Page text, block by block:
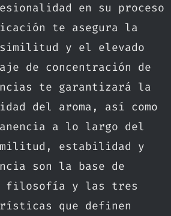
en su proceso
te asegura la
similitud y el elevado
de concentración de
te garantizará la
del aroma, así como
a lo largo del
estabilidad y
son la base de
filosofía y las tres
que definen